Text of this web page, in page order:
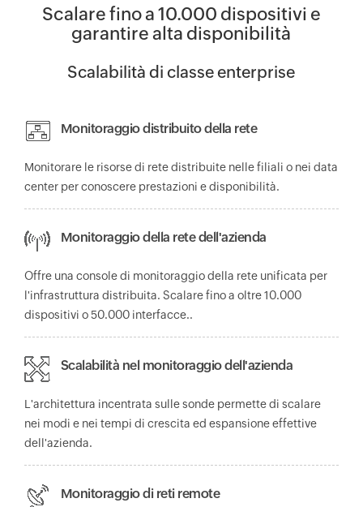
Scalare fino a 10.000 dispositivi e
garantire alta disponibilità
Scalabilità di classe enterprise
Monitoraggio distribuito della rete
Monitorare le risorse di rete distribuite nelle filiali o nei data
center per conoscere prestazioni e disponibilità.
Monitoraggio della rete dell'azienda
Offre una console di monitoraggio della rete unificata per
l'infrastruttura distribuita. Scalare fino a oltre 10.000
dispositivi o 50.000 interfacce..
Scalabilità nel monitoraggio dell'azienda
L'architettura incentrata sulle sonde permette di scalare
nei modi e nei tempi di crescita ed espansione effettive
dell'azienda.
Monitoraggio di reti remote